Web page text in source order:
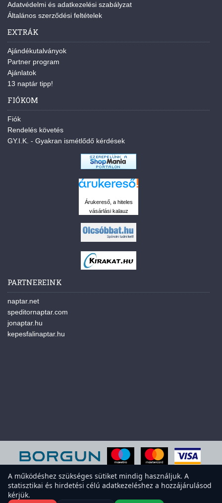
Adatvédelmi és adatkezelési szabályzat
Általános szerződési feltételek
EXTRÁK
Ajándékutalványok
Partner program
Ajánlatok
13 naptár tipp!
FIÓKOM
Fiók
Rendelés követés
GY.I.K. - Gyakran ismétlődő kérdések
Árukereső, a hiteles
vásárlási kalauz
PARTNEREINK
naptar.net
speditornaptar.com
jonaptar.hu
kepesfalinaptar.hu
A működéshez szükséges sütiket mindig használjuk. A
statisztikai és hirdetési célú adatkezeléshez a hozzájárulásod
kérjük.A weboldal sütiket használ a felhasználói élmény javítása érdekében.
Elfogadod a sütiket?